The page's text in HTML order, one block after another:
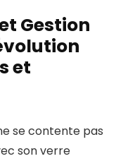
Gestion
et
se contente pas
son verre